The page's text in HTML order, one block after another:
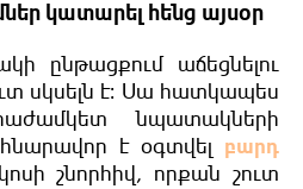
կատարել հենց այսօր
ընթացքում աճեցնելու
սկսելն է։ Սա հատկապես
նպատակների
է օգտվել բարդ
շնորհիվ, որքան շուտ